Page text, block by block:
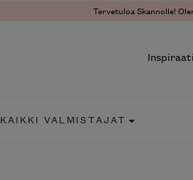
Tervetuloa Skannolle!
KAIKKI VALMISTAJAT